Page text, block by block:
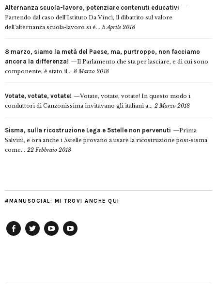
Alternanza scuola-lavoro, potenziare contenuti educativi
Partendo dal caso dell’Istituto Da Vinci, il dibattito sul valore
dell’alternanza scuola-lavoro si è... 5 Aprile 2018
8 marzo, siamo la metà del Paese, ma, purtroppo, non facciamo
ancora la differenza!
Il Parlamento che sta per lasciare, e di cui sono
componente, è stato il... 8 Marzo 2018
Votate, votate, votate!
Votate, votate, votate! In questo modo i
conduttori di Canzonissima invitavano gli italiani a... 2 Marzo 2018
Sisma, sulla ricostruzione Lega e 5stelle non pervenuti
Prima
Salvini, e ora anche i 5stelle provano a usare la ricostruzione post-sisma
come... 22 Febbraio 2018
#MANUSOCIAL: MI TROVI ANCHE QUI